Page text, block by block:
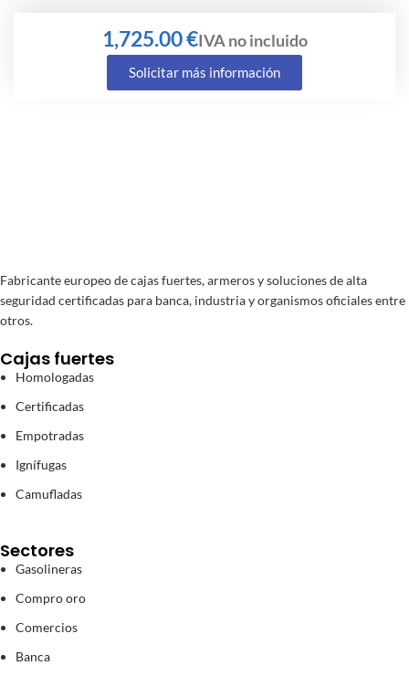
€
Solicitar más información
Fabricante europeo de cajas fuertes, armeros y soluciones de alta
seguridad certificadas para banca, industria y organismos oficiales entre
otros.
Cajas fuertes
Homologadas
Certificadas
Empotradas
Ignífugas
Camufladas
Sectores
Gasolineras
Compro oro
Comercios
Banca